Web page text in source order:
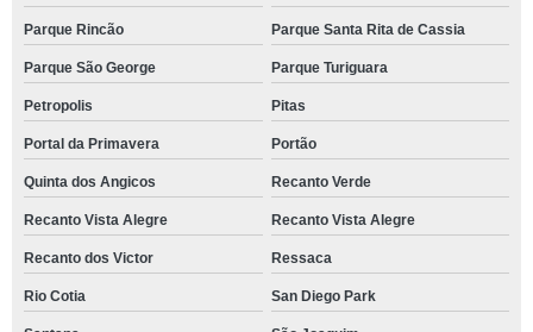
Parque Rincão Parque Santa Rita de Cassia
Parque São George Parque Turiguara
Petropolis Pitas
Portal da Primavera Portão
Quinta dos Angicos Recanto Verde
Recanto Vista Alegre Recanto Vista Alegre
Recanto dos Victor Ressaca
Rio Cotia San Diego Park